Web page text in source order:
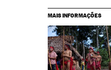
MAIS INFORMAÇÕES